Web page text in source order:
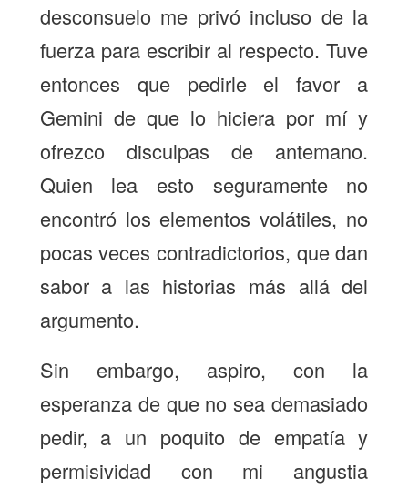
desconsuelo me privó incluso de la
fuerza para escribir al respecto. Tuve
entonces que pedirle el favor a
Gemini de que lo hiciera por mí y
ofrezco disculpas de antemano.
Quien lea esto seguramente no
encontró los elementos volátiles, no
pocas veces contradictorios, que dan
sabor a las historias más allá del
argumento.
Sin embargo, aspiro, con la
esperanza de que no sea demasiado
pedir, a un poquito de empatía y
permisividad con mi angustia